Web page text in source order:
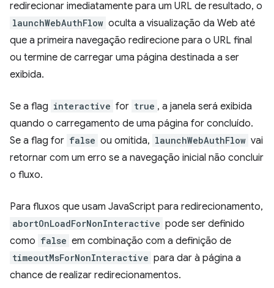
redirecionar imediatamente para um URL de resultado, o
launchWebAuthFlow oculta a visualização da Web até
que a primeira navegação redirecione para o URL final
ou termine de carregar uma página destinada a ser
exibida.
Se a flag interactive for true , a janela será exibida
quando o carregamento de uma página for concluído.
Se a flag for false ou omitida, launchWebAuthFlow vai
retornar com um erro se a navegação inicial não concluir
o fluxo.
Para fluxos que usam JavaScript para redirecionamento,
abortOnLoadForNonInteractive pode ser definido
como false em combinação com a definição de
timeoutMsForNonInteractive para dar à página a
chance de realizar redirecionamentos.